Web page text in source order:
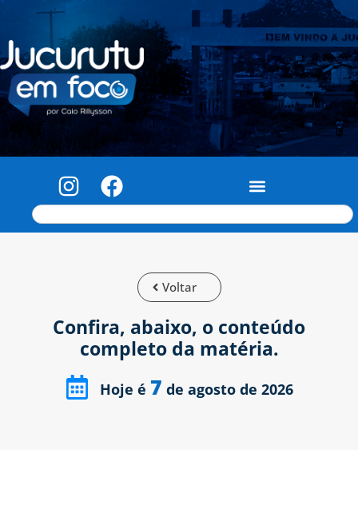
Voltar
Confira, abaixo, o conteúdo
completo da matéria.
Hoje é 7 de agosto de 2026